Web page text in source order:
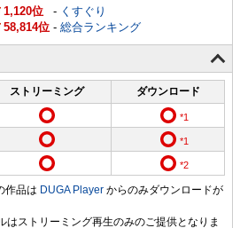
1,120 - くすぐり
58,814
- 総合ランキング
ストリーミング
ダウンロード
作品は DUGA Player からのみダウンロードが